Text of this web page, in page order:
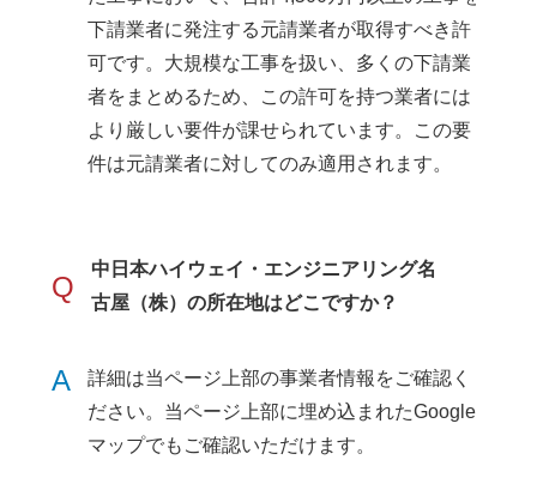
下請業者に発注する元請業者が取得すべき許
可です。大規模な工事を扱い、多くの下請業
者をまとめるため、この許可を持つ業者には
より厳しい要件が課せられています。この要
件は元請業者に対してのみ適用されます。
Q
中日本ハイウェイ・エンジニアリング名
古屋（株）の所在地はどこですか？
A
詳細は当ページ上部の事業者情報をご確認く
ださい。当ページ上部に埋め込まれたGoogle
マップでもご確認いただけます。